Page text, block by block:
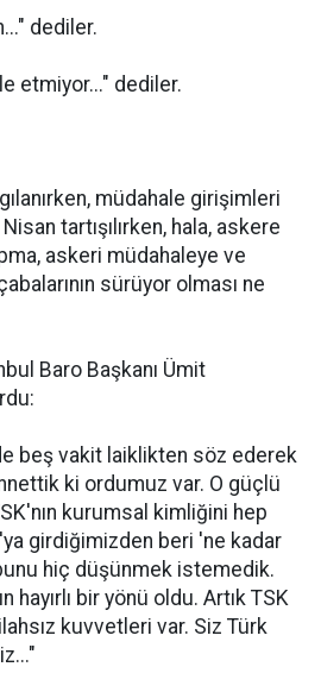
dediler.
etmiyor..." dediler.
müdahale girişimleri
tartışılırken, hala, askere
askeri müdahaleye ve
sürüyor olması ne
Baro Başkanı Ümit
beş vakit laiklikten söz ederek
ki ordumuz var. O güçlü
kurumsal kimliğini hep
girdiğimizden beri 'ne kadar
hiç düşünmek istemedik.
hayırlı bir yönü oldu. Artık TSK
kuvvetleri var. Siz Türk